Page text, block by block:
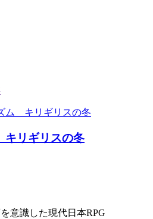
リギリスの冬
意識した現代日本RPG